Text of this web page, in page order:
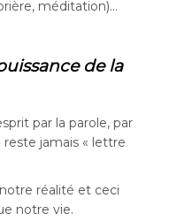
méditation)…
de la
par la parole, par
jamais « lettre
réalité et ceci
notre vie.